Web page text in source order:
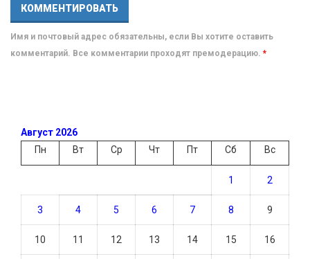
Имя и почтовый адрес обязательны, если Вы хотите оставить
комментарий. Все комментарии проходят премодерацию. *
Август 2026
Пн
Вт Ср Чт Пт Сб Вс
1 2
3 4 5 6 7 8 9
10 11 12 13 14 15 16